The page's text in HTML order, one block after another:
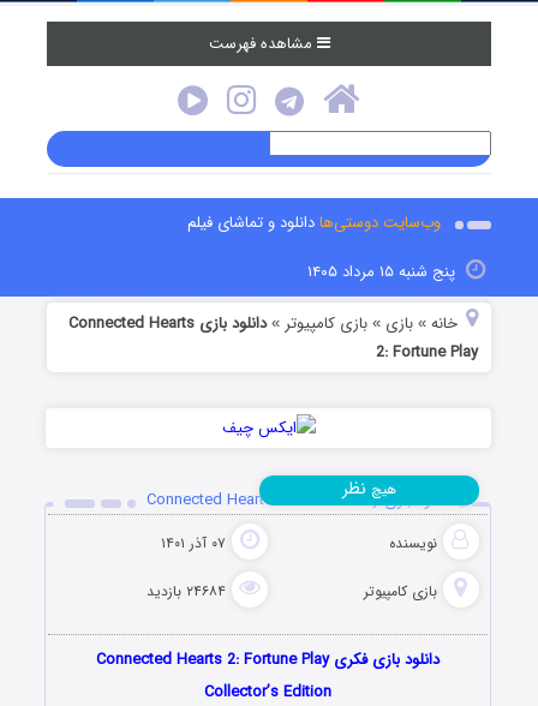
مشاهده فهرست
وب‌سایت دوستی‌هادانلود و تماشای فیلم
پنج شنبه ۱۵ مرداد ۱۴۰۵
خانه »بازی »بازی کامپیوتر »
دانلود بازی Connected Hearts
2: Fortune Play
دانلود بازی Connected Hearts 2: Fortune Play
نویسنده ۰۷ آذر ۱۴۰۱
بازی کامپیوتر ۲۴۶۸۴ بازدید
هیچ نظر
دانلود بازی فکری Connected Hearts 2: Fortune Play
Collector’s Edition